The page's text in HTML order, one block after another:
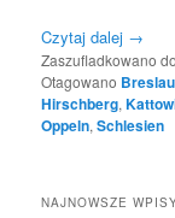
Czytaj dalej →
Zaszufladkowano
Otagowano Breslau
Hirschberg,
Oppeln,Schlesien
NAJNOWSZE